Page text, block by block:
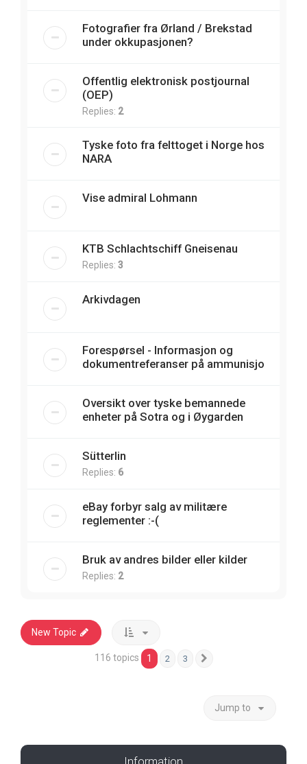
Fotografier fra Ørland / Brekstad
under okkupasjonen?
Offentlig elektronisk postjournal
(OEP)
Replies: 2
Tyske foto fra felttoget i Norge hos
NARA
Vise admiral Lohmann
KTB Schlachtschiff Gneisenau
Replies: 3
Arkivdagen
Forespørsel - Informasjon og
dokumentreferanser på ammunisjo
Oversikt over tyske bemannede
enheter på Sotra og i Øygarden
Sütterlin
Replies: 6
eBay forbyr salg av militære
reglementer :-(
Bruk av andres bilder eller kilder
Replies: 2
New Topic
116 topics 1 2 3
Jump to